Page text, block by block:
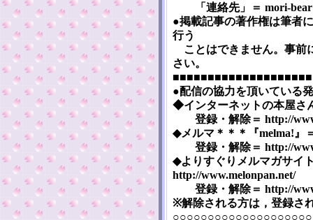
「連絡先」＝ mori-
●掲載記事の著作権は筆者
行う
ことはできません。事前
さい。
●配信の協力を頂いている
◆インターネットの本屋さ
登録・解除＝ http://
◆メルマ＊＊＊『melma!』
登録・解除＝ http://
◆よりすぐりメルマガサイ
http://www.melonpan.net/
登録・解除＝ http://
※解除される方は，登録さ